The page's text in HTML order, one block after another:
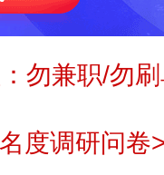
勿兼职/勿
度调研问卷